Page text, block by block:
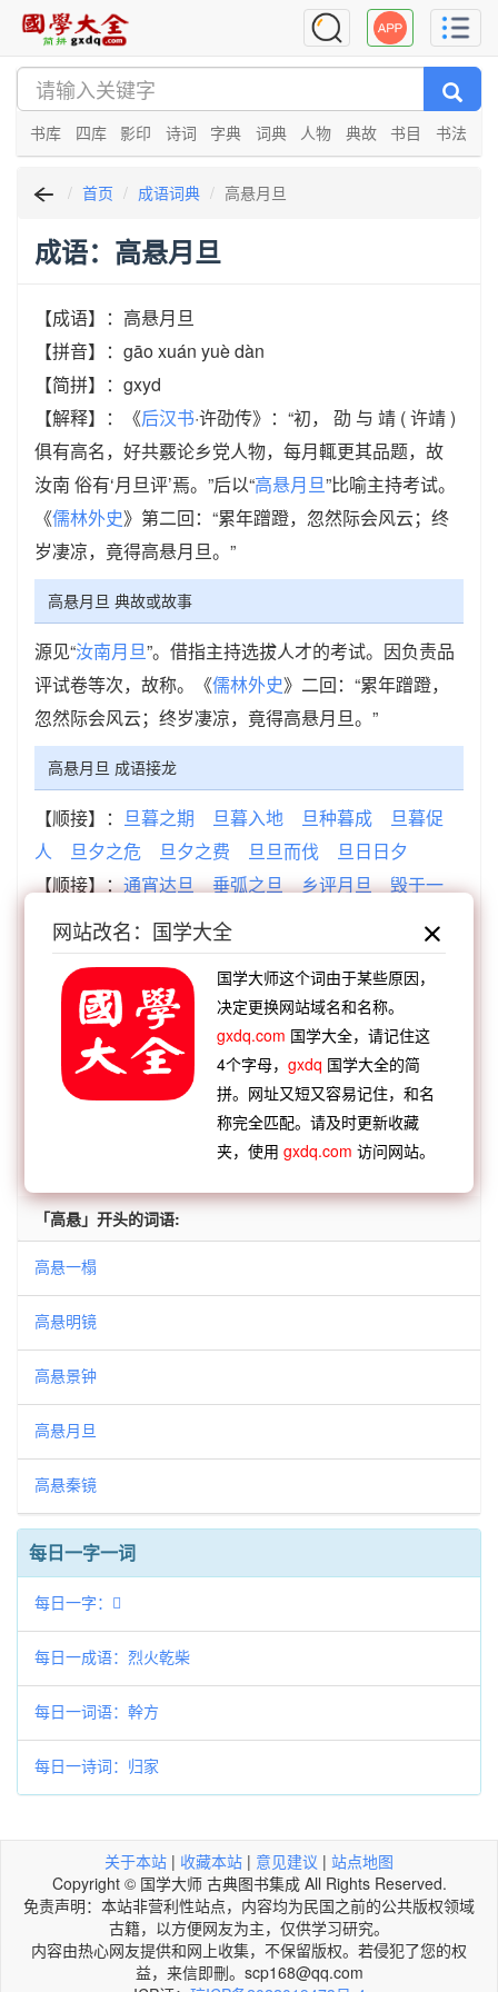
书库 四库 影印 诗词 字典 词典 人物 典故 书目 书法
首页 成语词典 高悬月旦
成语：高悬月旦
【成语】：高悬月旦
【拼音】：gāo xuán yuè dàn
【简拼】：gxyd
【解释】：《后汉书·许劭传》：“初， 劭 与 靖 ( 许靖 )
俱有高名，好共覈论乡党人物，每月輒更其品题，故
汝南 俗有‘月旦评’焉。”后以“高悬月旦”比喻主持考试。
《儒林外史》第二回：“累年蹭蹬，忽然际会风云；终
岁凄凉，竟得高悬月旦。”
高悬月旦 典故或故事
源见“汝南月旦”。借指主持选拔人才的考试。因负责品
评试卷等次，故称。《儒林外史》二回：“累年蹭蹬，
忽然际会风云；终岁凄凉，竟得高悬月旦。”
高悬月旦 成语接龙
【顺接】： 旦暮之期 旦暮入地 旦种暮成
旦暮促
人
旦夕之危 旦夕之费 旦旦而伐
旦日日夕
【顺接】：通宵达旦 垂弧之旦 乡评月旦
毁于一
高悬月旦 调猱酿旦
【逆接】：深沟垒高 年事已高 禄厚官高
二酉才
海阔天高 飞遁鸣高 福寿年高
自命清高
【逆接】： 高头讲章 高人雅致 高官显爵
高蹈远
高大将军 高明之士 高高下下 高宗彤日
「高悬月旦」的典故、高悬月旦成语故事
「高悬月旦」在《汉语词典》的解释
「高悬」开头的词语:
高悬一榻
高悬明镜
高悬景钟
高悬月旦
高悬秦镜
每日一字一词
每日一字：𪈿
每日一成语：烈火乾柴
每日一词语：幹方
每日一诗词：归家
关于本站 | 收藏本站 | 意见建议 | 站点地图
Copyright © 国学大师 古典图书集成 All Rights Reserved.
免责声明：本站非营利性站点，内容均为民国之前的公共版权领域
古籍，以方便网友为主，仅供学习研究。
内容由热心网友提供和网上收集，不保留版权。若侵犯了您的权
益，来信即刪。scp168@qq.com
网站改名：国学大全
国学大师这个词由于某些原因，
决定更换网站域名和名称。
gxdq.com 国学大全，请记住这
4个字母，gxdq 国学大全的简
拼。网址又短又容易记住，和名
称完全匹配。请及时更新收藏
夹，使用gxdq.com 访问网站。